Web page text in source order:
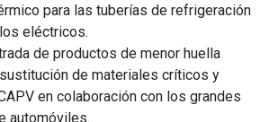
para las tuberías de refrigeración
eléctricos.
de productos de menor huella
de materiales críticos y
en colaboración con los grandes
automóviles.